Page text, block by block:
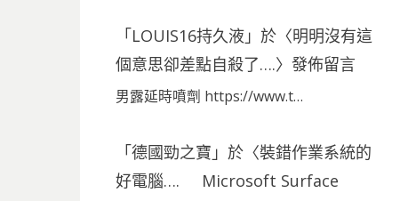
「LOUIS16持久液」於〈明明沒有這
個意思卻差點自殺了….〉發佈留言
男露延時噴劑 https://www.t…
「德國勁之寶 」於〈裝錯作業系統的
好電腦…. Microsoft Surface